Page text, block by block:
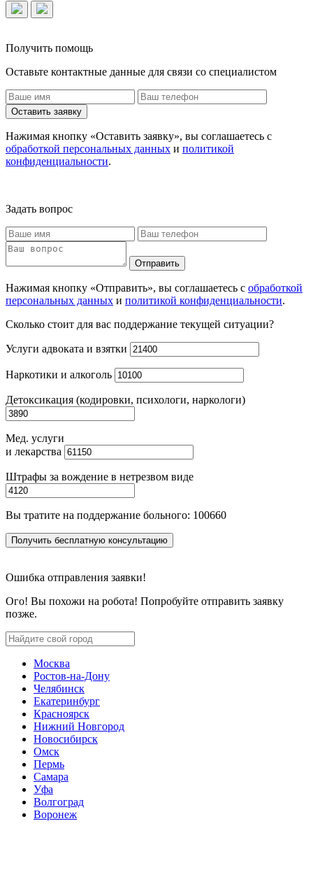
Получить помощь
Оставьте контактные данные для связи со специалистом
Оставить заявку
Нажимая кнопку «Оставить заявку», вы соглашаетесь с
обработкой персональных данных и политикой
конфиденциальности.
Задать вопрос
Отправить
Нажимая кнопку «Отправить», вы соглашаетесь с обработкой
персональных данных и политикой конфиденциальности.
Сколько стоит для вас поддержание текущей ситуации?
Услуги адвоката и взятки
Наркотики и алкоголь
Детоксикация (кодировки, психологи, наркологи)
Мед. услуги
и лекарства
Штрафы за вождение в нетрезвом виде
Вы тратите на поддержание больного: 100660
Получить бесплатную консультацию
Ошибка отправления заявки!
Ого! Вы похожи на робота! Попробуйте отправить заявку
позже.
Москва
Ростов-на-Дону
Челябинск
Екатеринбург
Красноярск
Нижний Новгород
Новосибирск
Омск
Пермь
Самара
Уфа
Волгоград
Воронеж